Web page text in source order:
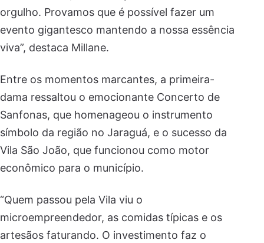
orgulho. Provamos que é possível fazer um
evento gigantesco mantendo a nossa essência
viva”, destaca Millane.
Entre os momentos marcantes, a primeira-
dama ressaltou o emocionante Concerto de
Sanfonas, que homenageou o instrumento
símbolo da região no Jaraguá, e o sucesso da
Vila São João, que funcionou como motor
econômico para o município.
“Quem passou pela Vila viu o
microempreendedor, as comidas típicas e os
artesãos faturando. O investimento faz o